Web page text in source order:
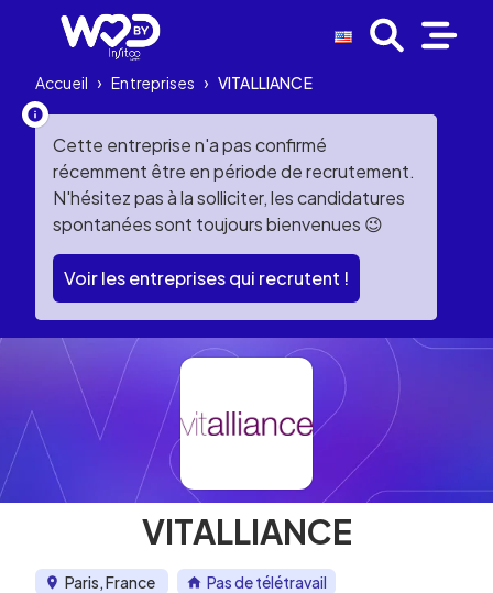
Accueil › Entreprises › VITALLIANCE
Cette entreprise n'a pas confirmé
récemment être en période de recrutement.
N'hésitez pas à la solliciter, les candidatures
spontanées sont toujours bienvenues 😉
Voir les entreprises qui recrutent !
VITALLIANCE
Paris, France
Pas de télétravail